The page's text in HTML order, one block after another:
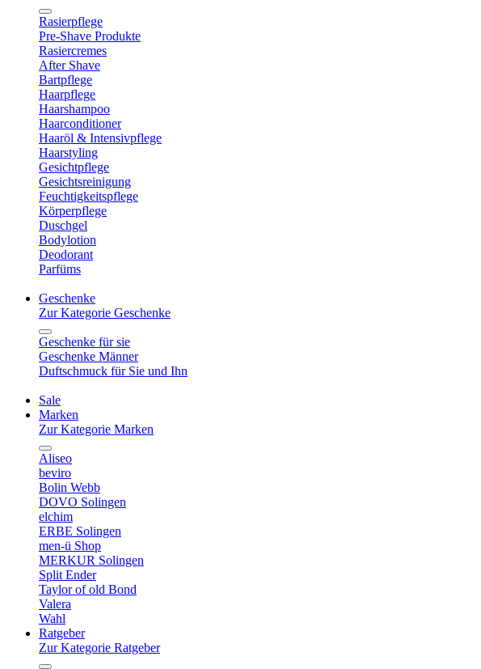
Rasierpflege
Pre-Shave Produkte
Rasiercremes
After Shave
Bartpflege
Haarpflege
Haarshampoo
Haarconditioner
Haaröl & Intensivpflege
Haarstyling
Gesichtpflege
Gesichtsreinigung
Feuchtigkeitspflege
Körperpflege
Duschgel
Bodylotion
Deodorant
Parfüms
Geschenke
Zur Kategorie Geschenke
Geschenke für sie
Geschenke Männer
Duftschmuck für Sie und Ihn
Sale
Marken
Zur Kategorie Marken
Aliseo
beviro
Bolin Webb
DOVO Solingen
elchim
ERBE Solingen
men-ü Shop
MERKUR Solingen
Split Ender
Taylor of old Bond
Valera
Wahl
Ratgeber
Zur Kategorie Ratgeber